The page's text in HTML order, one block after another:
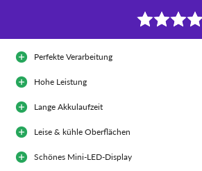
Perfekte Verarbeitung
Hohe Leistung
Lange Akkulaufzeit
Leise & kühle Oberflächen
Schönes Mini-LED-Display